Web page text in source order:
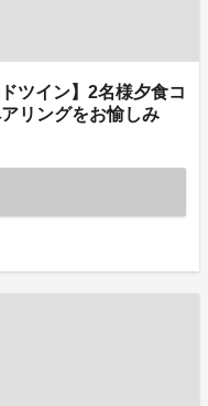
ツイン】2名様夕食コ
リングをお愉しみ